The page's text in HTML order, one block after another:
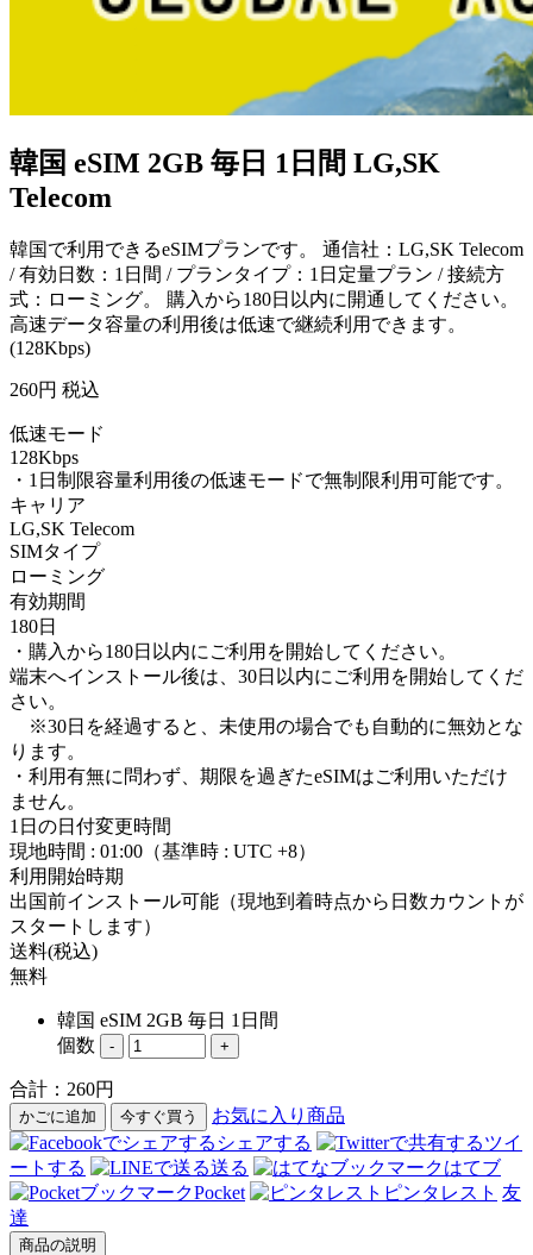
韓国 eSIM 2GB 毎日 1日間 LG,SK
Telecom
韓国で利用できるeSIMプランです。 通信社：LG,SK Telecom
/ 有効日数：1日間 / プランタイプ：1日定量プラン / 接続方
式：ローミング。 購入から180日以内に開通してください。
高速データ容量の利用後は低速で継続利用できます。
(128Kbps)
260円 税込
低速モード
128Kbps
・1日制限容量利用後の低速モードで無制限利用可能です。
キャリア
LG,SK Telecom
SIMタイプ
ローミング
有効期間
180日
・購入から180日以内にご利用を開始してください。
端末へインストール後は、30日以内にご利用を開始してくだ
さい。
※30日を経過すると、未使用の場合でも自動的に無効とな
ります。
・利用有無に問わず、期限を過ぎたeSIMはご利用いただけ
ません。
1日の日付変更時間
現地時間 : 01:00（基準時 : UTC +8）
利用開始時期
出国前インストール可能（現地到着時点から日数カウントが
スタートします）
送料(税込)
無料
韓国 eSIM 2GB 毎日 1日間
個数
- +
合計： 260円
かごに追加 今すぐ買う
お気に入り商品
シェアする
ツイ
ートする
送る
はてブ
Pocket
ピンタレスト 友
達
商品の説明